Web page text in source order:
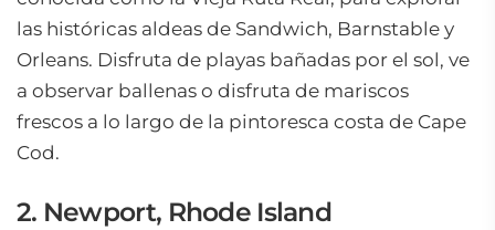
las históricas aldeas de Sandwich, Barnstable y
Orleans. Disfruta de playas bañadas por el sol, ve
a observar ballenas o disfruta de mariscos
frescos a lo largo de la pintoresca costa de Cape
Cod.
2. Newport, Rhode Island